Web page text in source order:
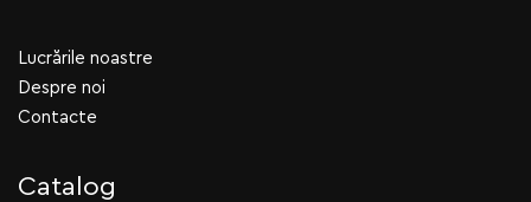
Lucrările noastre
Despre noi
Contacte
Catalog